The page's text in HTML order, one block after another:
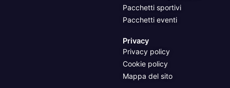
Pacchetti sportivi
Pacchetti eventi
Privacy
Privacy policy
Cookie policy
Mappa del sito